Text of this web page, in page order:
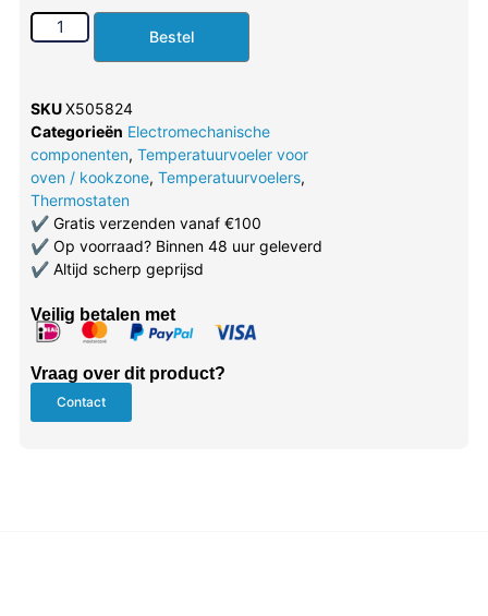
Bestel
SKUX505824
Categorieën Electromechanische
componenten, Temperatuurvoeler voor
oven / kookzone, Temperatuurvoelers,
Thermostaten
✔Gratis verzenden vanaf €100
✔Op voorraad? Binnen 48 uur geleverd
✔Altijd scherp geprijsd
Veilig betalen met
Vraag over dit product?
Contact